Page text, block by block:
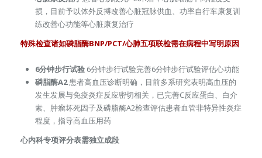
损，目前予以体外反搏改善心脏冠脉供血、功率自行车康复训
练改善心功能等心脏康复治疗
特殊检查诸如磷脂酶BNP/PCT/心肺五项联检需在病程中写明原因
6分钟步行试验 6分钟步行试验完善6分钟步行试验评估心功能
磷脂酶A2患者高血压诊断明确，目前多系研究表明高血压的
发生发展与免疫炎症反应密切相关，已完善C反应蛋白、白介
素、肿瘤坏死因子及磷脂酶A2检查评估患者血管非特异性炎症
程度，指导高血压用药
心内科专项评分表需独立成段